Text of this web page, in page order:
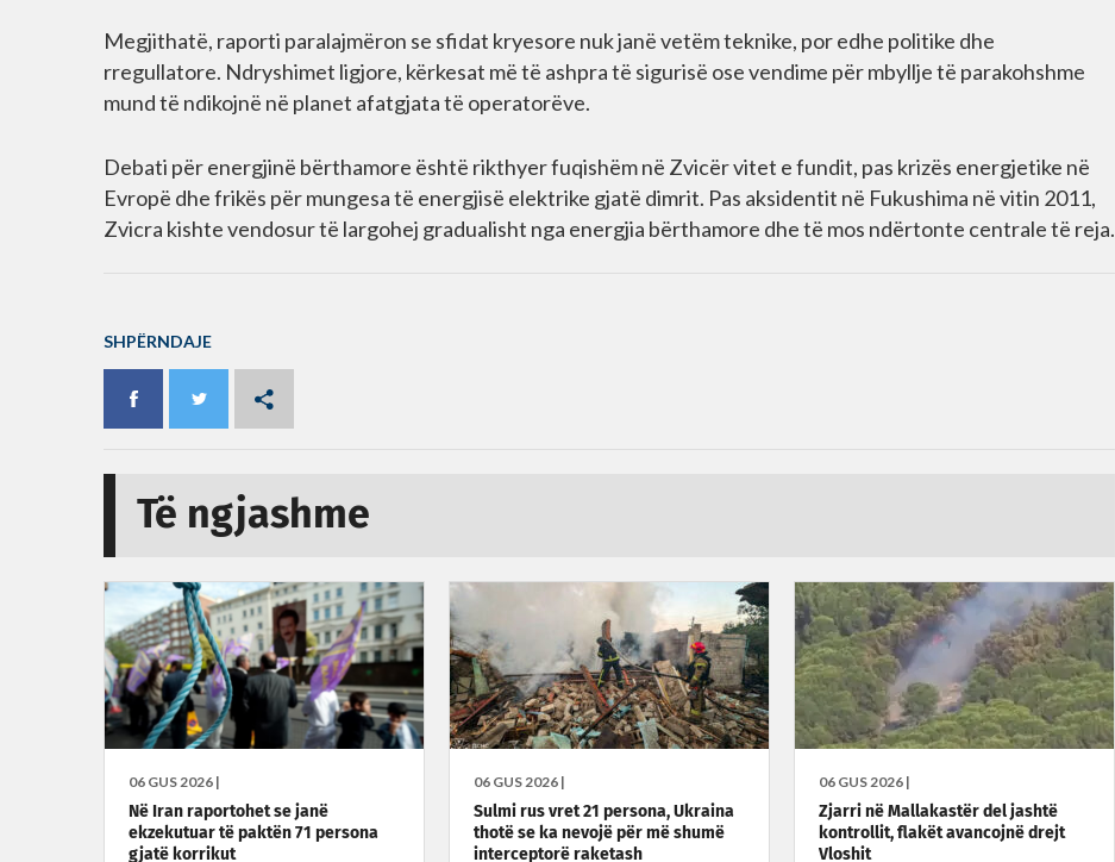
Megjithatë, raporti paralajmëron se sfidat kryesore nuk janë vetëm teknike, por edhe politike dhe
rregullatore. Ndryshimet ligjore, kërkesat më të ashpra të sigurisë ose vendime për mbyllje të parakohshme
mund të ndikojnë në planet afatgjata të operatorëve.
Debati për energjinë bërthamore është rikthyer fuqishëm në Zvicër vitet e fundit, pas krizës energjetike në
Evropë dhe frikës për mungesa të energjisë elektrike gjatë dimrit. Pas aksidentit në Fukushima në vitin 2011,
Zvicra kishte vendosur të largohej gradualisht nga energjia bërthamore dhe të mos ndërtonte centrale të reja.
SHPËRNDAJE
Të ngjashme
06 GUS 2026 |
Në Iran raportohet se janë
ekzekutuar të paktën 71 persona
gjatë korrikut
06 GUS 2026 |
Sulmi rus vret 21 persona, Ukraina
thotë se ka nevojë për më shumë
interceptorë raketash
06 GUS 2026 |
Zjarri në Mallakastër del jashtë
kontrollit, flakët avancojnë drejt
Vloshit